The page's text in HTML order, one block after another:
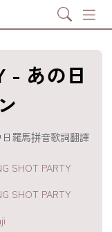
Search
- あの日
夏目友人帳 第二季」片頭曲 OP 中日羅馬拼音歌詞翻譯
SHOT PARTY
SHOT PARTY